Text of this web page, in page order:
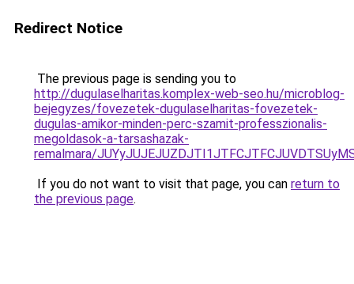
Redirect Notice
The previous page is sending you to
http://dugulaselharitas.komplex-web-seo.hu/microblog-
bejegyzes/fovezetek-dugulaselharitas-fovezetek-
dugulas-amikor-minden-perc-szamit-professzionalis-
megoldasok-a-tarsashazak-
remalmara/
If you do not want to visit that page, you can return to
the previous page.